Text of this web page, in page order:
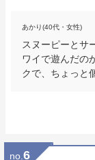
あかり(40代・女性)
スヌーピーとサ
ワイで遊んだの
クで、ちょっと
no. 6